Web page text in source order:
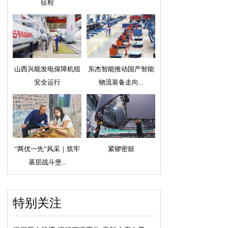
征程
山西兴能发电保障机组
安全运行
东杰智能推动国产智能
物流装备走向...
“两优一先”风采｜筑牢
基层战斗堡...
紧锣密鼓
特别关注